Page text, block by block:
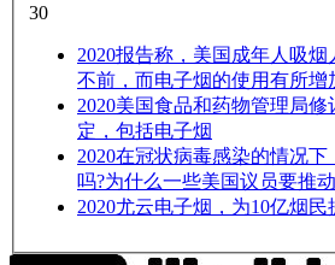
30
2020报告称，美国成年人吸烟
不前，而电子烟的使用有所增
2020美国食品和药物管理局
定，包括电子烟
2020在冠状病毒感染的情况下
吗?为什么一些美国议员要推
2020尤云电子烟，为10亿烟